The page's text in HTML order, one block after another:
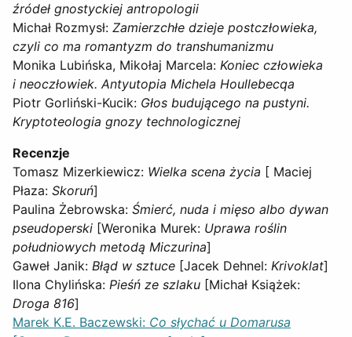
źródeł gnostyckiej antropologii
Michał Rozmysł: Zamierzchłe dzieje postczłowieka,
czyli co ma romantyzm do transhumanizmu
Monika Lubińska, Mikołaj Marcela: Koniec człowieka
i neoczłowiek. Antyutopia Michela Houllebecqa
Piotr Gorliński-Kucik: Głos budującego na pustyni.
Kryptoteologia gnozy technologicznej
Recenzje
Tomasz Mizerkiewicz: Wielka scena życia [ Maciej
Płaza: Skoruń]
Paulina Żebrowska: Śmierć, nuda i mięso albo dywan
pseudoperski [Weronika Murek: Uprawa roślin
południowych metodą Miczurina]
Gaweł Janik: Błąd w sztuce [Jacek Dehnel: Krivoklat]
Ilona Chylińska: Pieśń ze szlaku [Michał Książek:
Droga 816]
Marek K.E. Baczewski: Co słychać u Domarusa